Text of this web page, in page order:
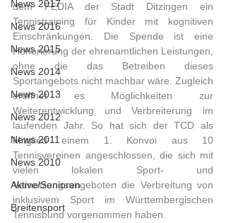
News 2017
News 2016
News 2015
News 2014
News 2013
News 2012
News 2011
News 2010
Aktive/Senioren
Breitensport
dem FEDIA der Stadt Ditzingen ein
Tennistraining für Kinder mit kognitiven
Einschränkungen. Die Spende ist eine
Honorierung der ehrenamtlichen Leistungen,
ohne die das Betreiben dieses
Sportangebots nicht machbar wäre. Zugleich
eröffnet es Möglichkeiten zur
Weiterentwicklung und Verbreiterung im
laufenden Jahr. So hat sich der TCD als
Mitglied einem 1. Konvoi aus 10
Tennisvereinen angeschlossen, die sich mit
vielen lokalen Sport- und
Vernetzungsangeboten die Verbreitung von
inklusivem Sport im Württembergischen
Tennisbund vorgenommen haben.